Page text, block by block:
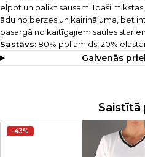
elpot un palikt sausam. Īpaši
ādu no berzes un kairinājuma, bet
pasargā no kaitīgajiem saules
Sastāvs: 80% poliamīds, 20%
Galvenās
Saistītā
-43%